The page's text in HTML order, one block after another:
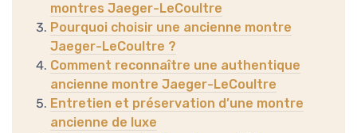
montres Jaeger-LeCoultre
Pourquoi choisir une ancienne montre
Jaeger-LeCoultre ?
Comment reconnaître une authentique
ancienne montre Jaeger-LeCoultre
Entretien et préservation d’une montre
ancienne de luxe